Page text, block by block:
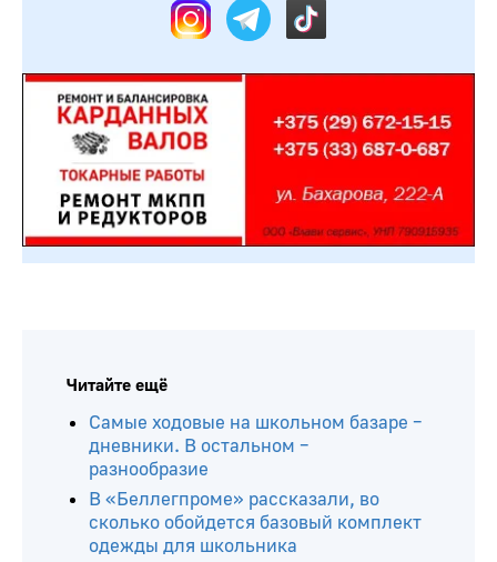
Читайте ещё
Самые ходовые на школьном базаре –
дневники. В остальном –
разнообразие
В «Беллегпроме» рассказали, во
сколько обойдется базовый комплект
одежды для школьника